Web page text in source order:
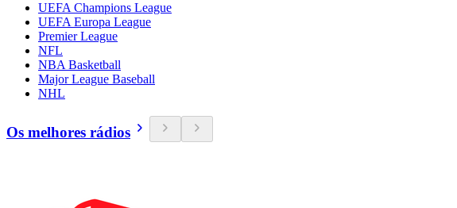
UEFA Champions League
UEFA Europa League
Premier League
NFL
NBA Basketball
Major League Baseball
NHL
Os melhores rádios